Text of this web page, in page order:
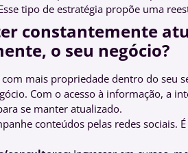
tipo de estratégia propõe uma
constantemente
o seu negócio?
com mais propriedade dentro do seu
Com o acesso à informação, a
se manter atualizado.
conteúdos pelas redes sociais.